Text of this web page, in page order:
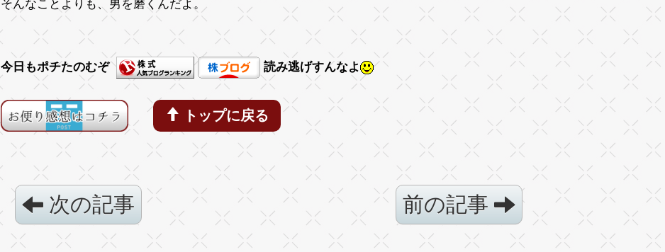
そんなことよりも、男を磨くんだよ。
今日もポチたのむぞ 読み逃げすんなよ
トップに戻る
次の記事 前の記事